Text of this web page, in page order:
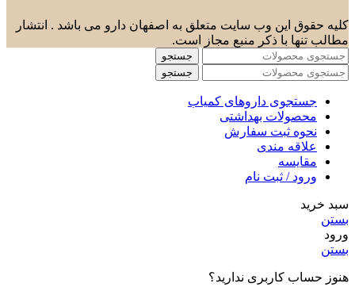
کلیه حقوق این وب سایت متعلق به اصفهان دارو می باشد . انتشار
مطالب تنها با ذکر منبع مجاز است.
جستجو
جستجو
جستجوی داروهای کمیاب
محصولات بهداشتی
نحوه ثبت سفارش
علاقه مندی
مقایسه
ورود / ثبت نام
سبد خرید
بستن
ورود
بستن
هنوز حساب کاربری ندارید؟